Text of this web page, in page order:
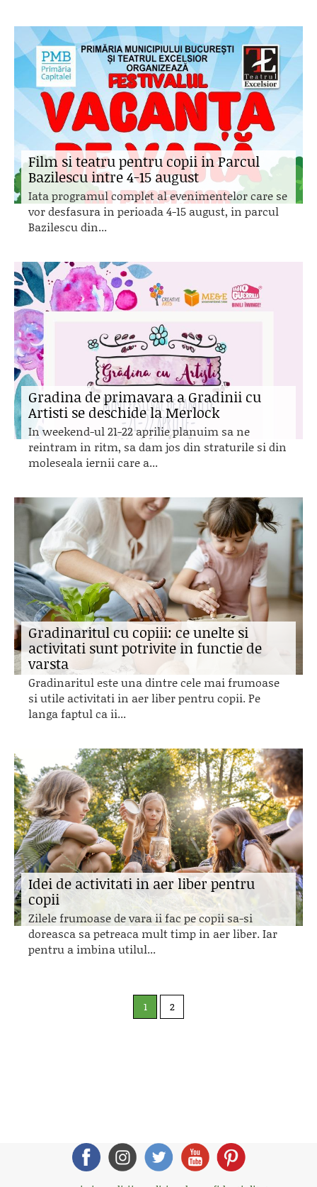
Film si teatru pentru copii in Parcul
Bazilescu intre 4-15 august
Iata programul complet al evenimentelor care se
vor desfasura in perioada 4-15 august, in parcul
Bazilescu din...
Gradina de primavara a Gradinii cu
Artisti se deschide la Merlock
In weekend-ul 21-22 aprilie planuim sa ne
reintram in ritm, sa dam jos din straturile si din
moleseala iernii care a...
Gradinaritul cu copiii: ce unelte si
activitati sunt potrivite in functie de
varsta
Gradinaritul este una dintre cele mai frumoase
si utile activitati in aer liber pentru copii. Pe
langa faptul ca ii...
Idei de activitati in aer liber pentru
copii
Zilele frumoase de vara ii fac pe copii sa-si
doreasca sa petreaca mult timp in aer liber. Iar
pentru a imbina utilul...
1 2